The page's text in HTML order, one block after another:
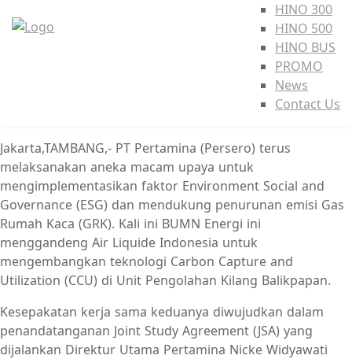
HINO 300
HINO 500
HINO BUS
PROMO
News
Contact Us
Jakarta,TAMBANG,- PT Pertamina (Persero) terus
melaksanakan aneka macam upaya untuk
mengimplementasikan faktor Environment Social and
Governance (ESG) dan mendukung penurunan emisi Gas
Rumah Kaca (GRK). Kali ini BUMN Energi ini
menggandeng Air Liquide Indonesia untuk
mengembangkan teknologi Carbon Capture and
Utilization (CCU) di Unit Pengolahan Kilang Balikpapan.
Kesepakatan kerja sama keduanya diwujudkan dalam
penandatanganan Joint Study Agreement (JSA) yang
dijalankan Direktur Utama Pertamina Nicke Widyawati